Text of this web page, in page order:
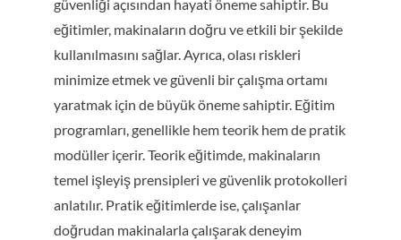
güvenliği açısından hayati öneme sahiptir. Bu
eğitimler, makinaların doğru ve etkili bir şekilde
kullanılmasını sağlar. Ayrıca, olası riskleri
minimize etmek ve güvenli bir çalışma ortamı
yaratmak için de büyük öneme sahiptir. Eğitim
programları, genellikle hem teorik hem de pratik
modüller içerir. Teorik eğitimde, makinaların
temel işleyiş prensipleri ve güvenlik protokolleri
anlatılır. Pratik eğitimlerde ise, çalışanlar
doğrudan makinalarla çalışarak deneyim